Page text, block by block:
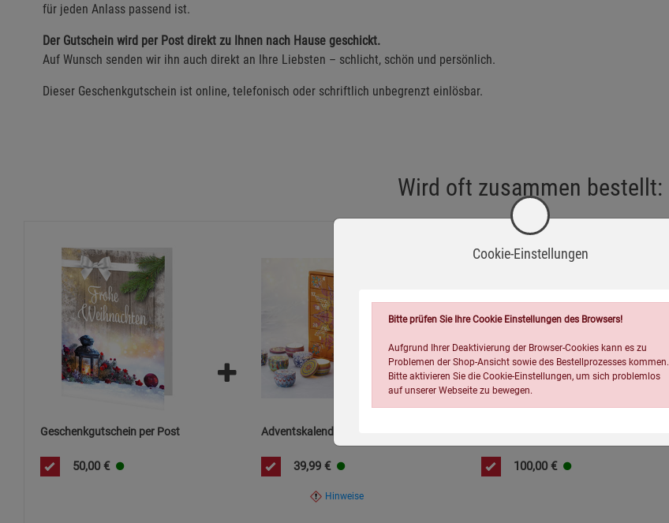
für jeden Anlass passend ist.
Der Gutschein wird per Post direkt zu Ihnen nach Hause geschickt.
Auf Wunsch senden wir ihn auch direkt an Ihre Liebsten – schlicht, schön und persönlich.
Dieser Geschenkgutschein ist online, telefonisch oder schriftlich unbegrenzt einlösbar.
Wird oft zusammen bestellt:
Geschenkgutschein per Post
50,00 €
Adventskalender »Auralis«
39,99 €
Hinweise
100,00 €
=
Cookie-Einstellungen
Bitte prüfen Sie Ihre Cookie Einstellungen des Browsers!
Aufgrund Ihrer Deaktivierung der Browser-Cookies kann es zu
Problemen der Shop-Ansicht sowie des Bestellprozesses kommen.
Bitte aktivieren Sie die Cookie-Einstellungen, um sich problemlos
auf unserer Webseite zu bewegen.